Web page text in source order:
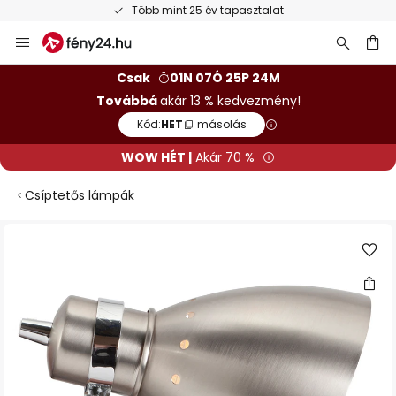
Több mint 25 év tapasztalat
Ugrás
a
Csak
01N 07Ó 25P 23M
Továbbáakár 13 % kedvezmény!
Kód:HET másolás
WOW HÉT | Akár 70 %
Csíptetős lámpák